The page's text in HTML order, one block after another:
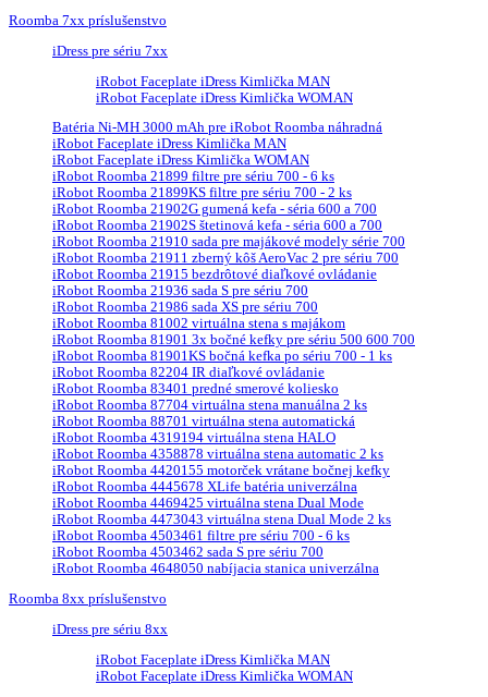
Roomba 7xx príslušenstvo
iDress pre sériu 7xx
iRobot Faceplate iDress Kimlička MAN
iRobot Faceplate iDress Kimlička WOMAN
Batéria Ni-MH 3000 mAh pre iRobot Roomba náhradná
iRobot Faceplate iDress Kimlička MAN
iRobot Faceplate iDress Kimlička WOMAN
iRobot Roomba 21899 filtre pre sériu 700 - 6 ks
iRobot Roomba 21899KS filtre pre sériu 700 - 2 ks
iRobot Roomba 21902G gumená kefa - séria 600 a 700
iRobot Roomba 21902S štetinová kefa - séria 600 a 700
iRobot Roomba 21910 sada pre majákové modely série 700
iRobot Roomba 21911 zberný kôš AeroVac 2 pre sériu 700
iRobot Roomba 21915 bezdrôtové diaľkové ovládanie
iRobot Roomba 21936 sada S pre sériu 700
iRobot Roomba 21986 sada XS pre sériu 700
iRobot Roomba 81002 virtuálna stena s majákom
iRobot Roomba 81901 3x bočné kefky pre sériu 500 600 700
iRobot Roomba 81901KS bočná kefka po sériu 700 - 1 ks
iRobot Roomba 82204 IR diaľkové ovládanie
iRobot Roomba 83401 predné smerové koliesko
iRobot Roomba 87704 virtuálna stena manuálna 2 ks
iRobot Roomba 88701 virtuálna stena automatická
iRobot Roomba 4319194 virtuálna stena HALO
iRobot Roomba 4358878 virtuálna stena automatic 2 ks
iRobot Roomba 4420155 motorček vrátane bočnej kefky
iRobot Roomba 4445678 XLife batéria univerzálna
iRobot Roomba 4469425 virtuálna stena Dual Mode
iRobot Roomba 4473043 virtuálna stena Dual Mode 2 ks
iRobot Roomba 4503461 filtre pre sériu 700 - 6 ks
iRobot Roomba 4503462 sada S pre sériu 700
iRobot Roomba 4648050 nabíjacia stanica univerzálna
Roomba 8xx príslušenstvo
iDress pre sériu 8xx
iRobot Faceplate iDress Kimlička MAN
iRobot Faceplate iDress Kimlička WOMAN